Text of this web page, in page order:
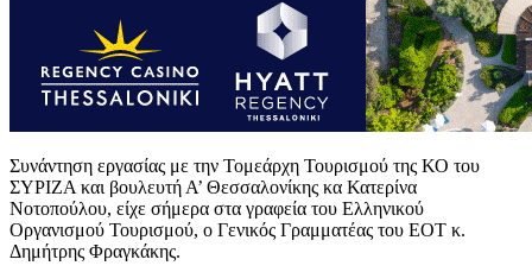
Συνάντηση εργασίας με την Τομεάρχη Τουρισμού της ΚΟ του
ΣΥΡΙΖΑ και βουλευτή Α’ Θεσσαλονίκης κα Κατερίνα
Νοτοπούλου, είχε σήμερα στα γραφεία του Ελληνικού
Οργανισμού Τουρισμού, ο Γενικός Γραμματέας του ΕΟΤ κ.
Δημήτρης Φραγκάκης.